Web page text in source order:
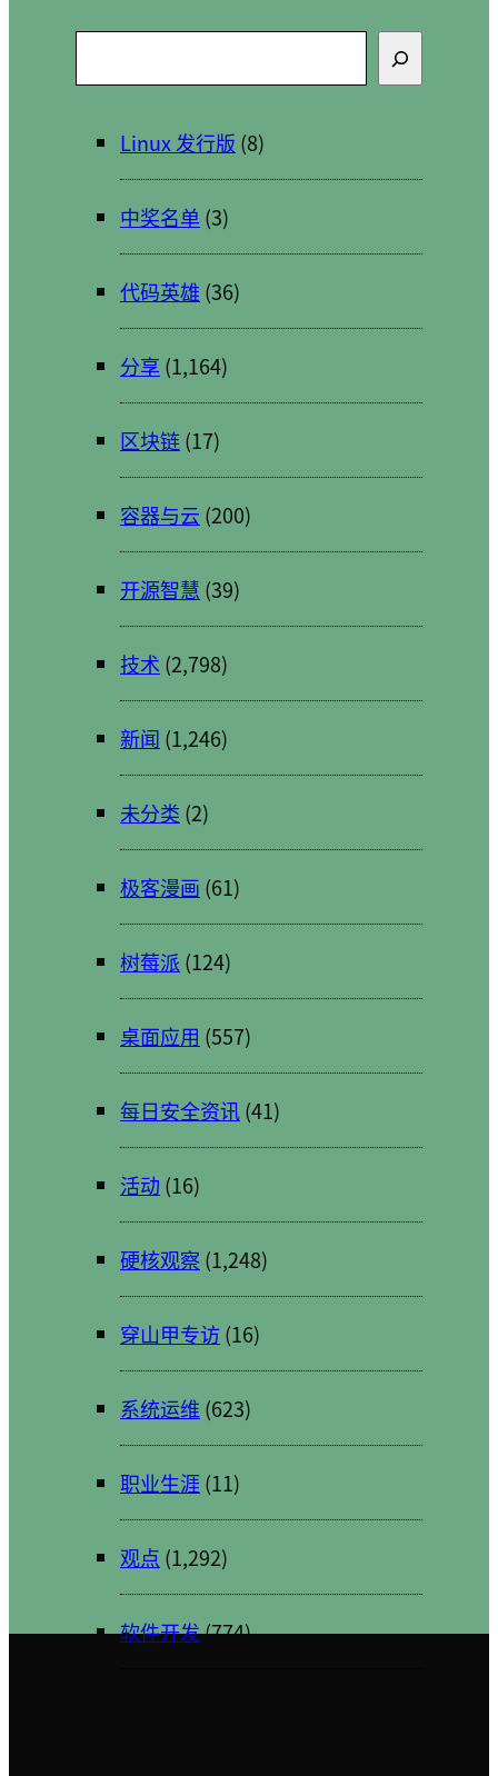
索
Linux 发行版 (8)
中奖名单 (3)
代码英雄 (36)
分享 (1,164)
区块链(17)
容器与云 (200)
开源智慧 (39)
技术 (2,798)
新闻 (1,246)
未分类 (2)
极客漫画 (61)
树莓派 (124)
桌面应用 (557)
每日安全资讯(41)
活动 (16)
硬核观察 (1,248)
穿山甲专访(16)
系统运维(623)
职业生涯(11)
观点 (1,292)
软件开发(774)